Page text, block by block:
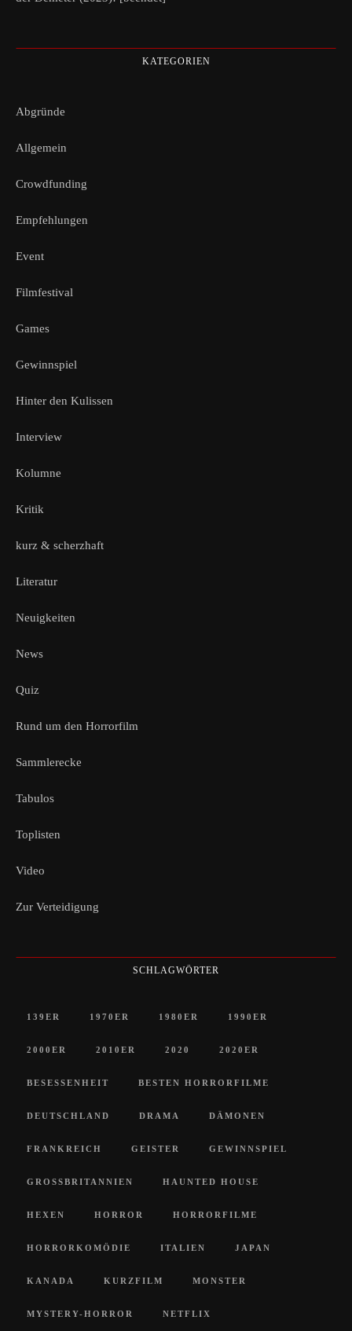
KATEGORIEN
Abgründe
Allgemein
Crowdfunding
Empfehlungen
Event
Filmfestival
Games
Gewinnspiel
Hinter den Kulissen
Interview
Kolumne
Kritik
kurz & scherzhaft
Literatur
Neuigkeiten
News
Quiz
Rund um den Horrorfilm
Sammlerecke
Tabulos
Toplisten
Video
Zur Verteidigung
SCHLAGWÖRTER
139ER 1970ER 1980ER 1990ER
2000ER 2010ER 2020 2020ER
BESESSENHEIT BESTEN HORRORFILME
DEUTSCHLAND DRAMA DÄMONEN
FRANKREICH GEISTER GEWINNSPIEL
GROSSBRITANNIEN HAUNTED HOUSE
HEXEN HORROR HORRORFILME
HORRORKOMÖDIE ITALIEN JAPAN
KANADA KURZFILM MONSTER
MYSTERY-HORROR NETFLIX